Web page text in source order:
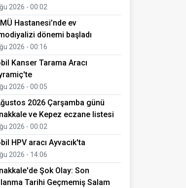
2026 - 00:02
Hastanesi’nde ev
dönemi başladı
2026 - 00:16
Kanser Tarama Aracı
2026 - 00:05
2026 Çarşamba günü
ve Kepez eczane listesi
2026 - 00:02
HPV aracı Ayvacık'ta
2026 - 14:06
Şok Olay: Son
Tarihi Geçmemiş Salam